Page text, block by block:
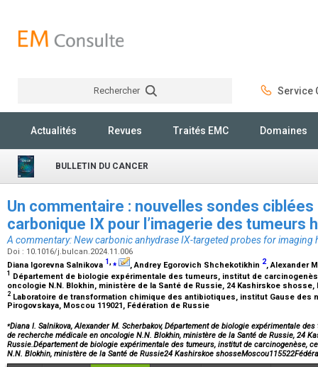
Rechercher Service
Actualités Revues Traités EMC Domaines
BULLETIN DU CANCER
Un commentaire : nouvelles sondes ciblées
carbonique IX pour l’imagerie des tumeurs
A commentary: New carbonic anhydrase IX-targeted probes for imaging
Doi : 10.1016/j.bulcan.2024.11.006
Diana Igorevna Salnikova 1,⁎ , Andrey Egorovich Shchekotikhin 2, Alexander
1 Département de biologie expérimentale des tumeurs, institut de
oncologie N.N. Blokhin, ministère de la Santé de Russie, 24 Kashirskoe
2 Laboratoire de transformation chimique des antibiotiques, institut Gause des
Pirogovskaya, Moscou 119021, Fédération de Russie
⁎Diana I. Salnikova, Alexander M. Scherbakov, Département de biologie expérimentale
de recherche médicale en oncologie N.N. Blokhin, ministère de la Santé de Russie, 24
Russie.Département de biologie expérimentale des tumeurs, institut de carcinogenèse,
N.N. Blokhin, ministère de la Santé de Russie24 Kashirskoe